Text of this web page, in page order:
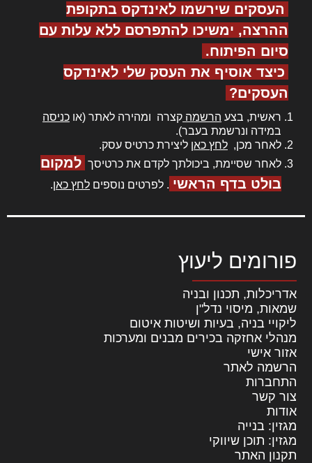
העסקים שירשמו לאינדקס בתקופת
ההרצה, ימשיכו להתפרסם ללא עלות עם
סיום הפיתוח.
כיצד אוסיף את העסק שלי לאינדקס
העסקים?
ראשית, בצע הרשמה קצרה ומהירה לאתר (או כניסה
במידה ונרשמת בעבר).
לאחר מכן, לחץ כאן ליצירת כרטיס עסק.
לאחר שסיימת, ביכולתך לקדם את כרטיסך למקום
בולט בדף הראשי . לפרטים נוספים לחץ כאן.
פורומים ליעוץ
אדריכלות, תכנון ובניה
שמאות, מיסוי נדל"ן
ליקויי בניה, בעיות ושיטות איטום
מנהלי אחזקה בכירים מבנים ומערכות
אזור אישי
הרשמה לאתר
התחברות
צור קשר
אודות
מגזין: בנייה
מגזין: תוכן שיווקי
תקנון האתר